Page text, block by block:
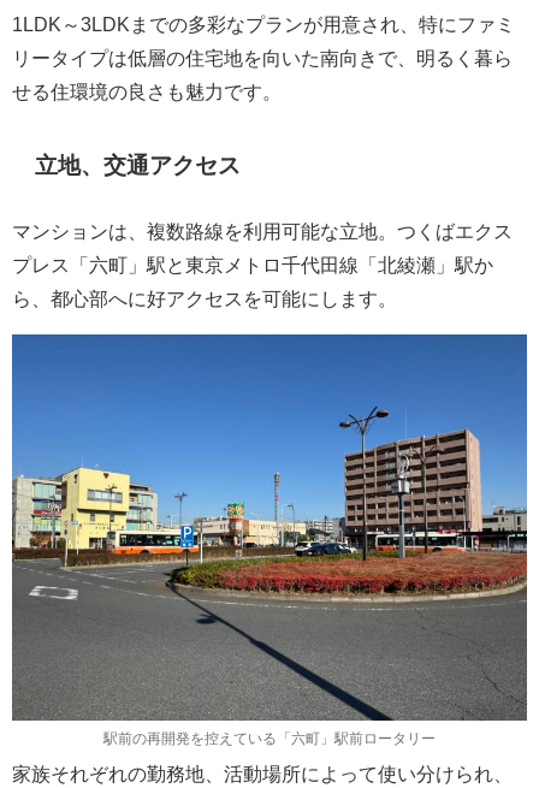
1LDK～3LDKまでの多彩なプランが用意され、特にファミ
リータイプは低層の住宅地を向いた南向きで、明るく暮ら
せる住環境の良さも魅力です。
立地、交通アクセス
マンションは、複数路線を利用可能な立地。つくばエクス
プレス「六町」駅と東京メトロ千代田線「北綾瀬」駅か
ら、都心部へに好アクセスを可能にします。
駅前の再開発を控えている「六町」駅前ロータリー
家族それぞれの勤務地、活動場所によって使い分けられ、